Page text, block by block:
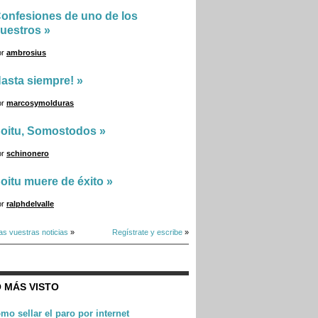
de uno de los
»
ambrosius
siempre! »
marcosymolduras
Somostodos »
schinonero
muere de éxito »
ralphdelvalle
vuestras noticias » Regístrate y escribe »
MÁS VISTO
sellar el paro por internet